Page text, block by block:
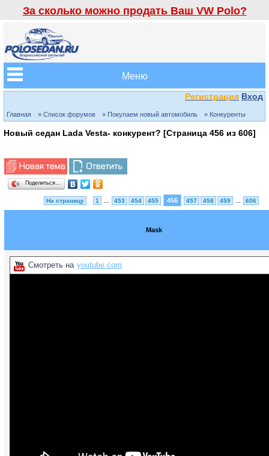
За сколько можно продать Ваш VW Polo?
Меню
Регистрация Вход
Главная » Список форумов » Покупаем новый автомобиль » Конкуренты
Новый седан Lada Vesta- конкурент? [Страница 456 из 606]
Поделиться…
На страницу 1 453 454 455 456 457 458 459 606
Mask
Смотреть на youtube.com